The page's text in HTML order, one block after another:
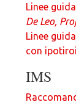
Linee
De Leo,
Linee
con
IMS